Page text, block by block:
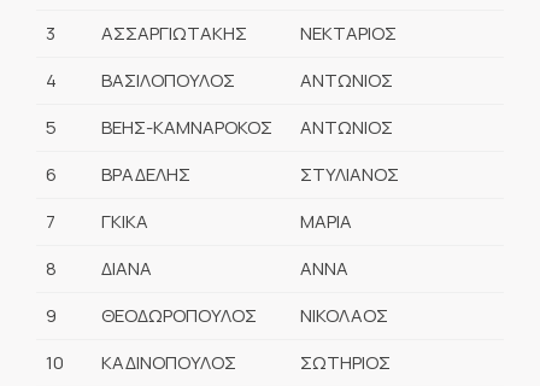
3
ΑΣΣΑΡΓΙΩΤΑΚΗΣ
ΝΕΚΤΑΡΙΟΣ
4
ΒΑΣΙΛΟΠΟΥΛΟΣ
ΑΝΤΩΝΙΟΣ
5
ΒΕΗΣ-ΚΑΜΝΑΡΟΚΟΣ
ΑΝΤΩΝΙΟΣ
6
ΒΡΑΔΕΛΗΣ
ΣΤΥΛΙΑΝΟΣ
7
ΓΚΙΚΑ
ΜΑΡΙΑ
8
ΔΙΑΝΑ
ΑΝΝΑ
9
ΘΕΟΔΩΡΟΠΟΥΛΟΣ
ΝΙΚΟΛΑΟΣ
10
ΚΑΔΙΝΟΠΟΥΛΟΣ
ΣΩΤΗΡΙΟΣ